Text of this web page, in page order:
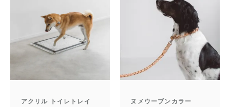
アクリル トイレトレイ
ヌメウーブンカラー